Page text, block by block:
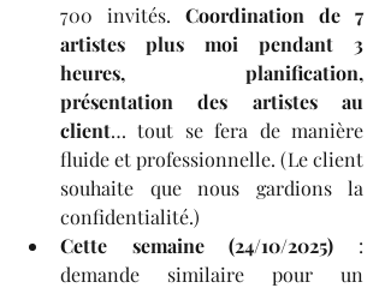
700 invités. Coordination de 7
artistes plus moi pendant 3
heures, planification,
présentation des artistes au
client… tout se fera de manière
fluide et professionnelle. (Le client
souhaite que nous gardions la
confidentialité.)
Cette semaine (24/10/2025) :
demande similaire pour un